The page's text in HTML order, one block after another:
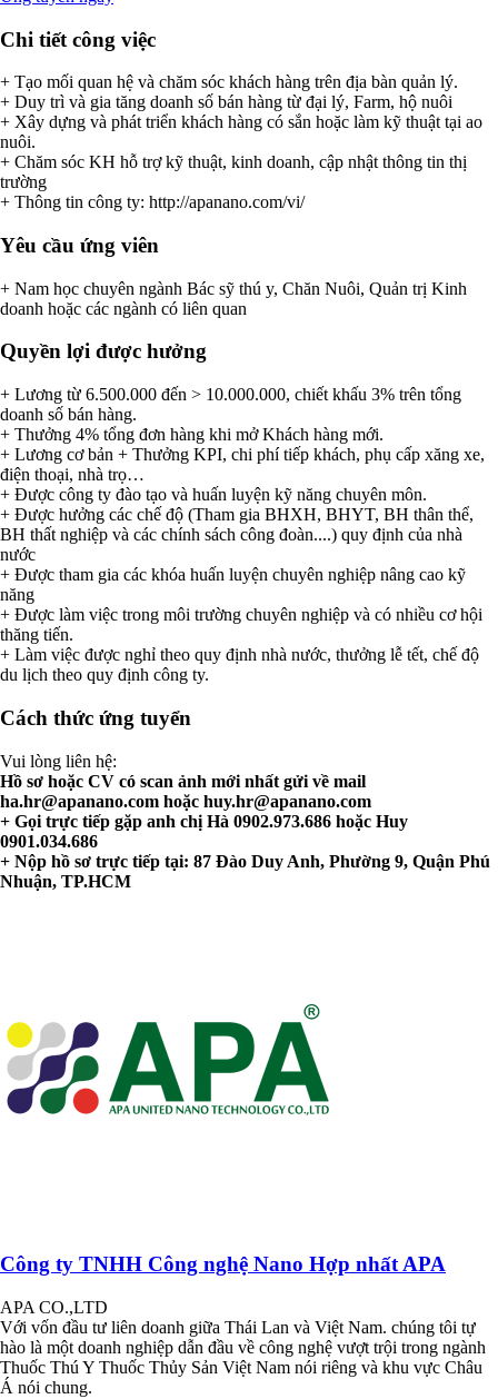
Chi tiết công việc
+ Tạo mối quan hệ và chăm sóc khách hàng trên địa bàn quản lý.
+ Duy trì và gia tăng doanh số bán hàng từ đại lý, Farm, hộ nuôi
+ Xây dựng và phát triển khách hàng có sắn hoặc làm kỹ thuật tại ao
nuôi.
+ Chăm sóc KH hỗ trợ kỹ thuật, kinh doanh, cập nhật thông tin thị
trường
+ Thông tin công ty: http://apanano.com/vi/
Yêu cầu ứng viên
+ Nam học chuyên ngành Bác sỹ thú y, Chăn Nuôi, Quản trị Kinh
doanh hoặc các ngành có liên quan
Quyền lợi được hưởng
+ Lương từ 6.500.000 đến > 10.000.000, chiết khấu 3% trên tổng
doanh số bán hàng.
+ Thưởng 4% tổng đơn hàng khi mở Khách hàng mới.
+ Lương cơ bản + Thưởng KPI, chi phí tiếp khách, phụ cấp xăng xe,
điện thoại, nhà trọ…
+ Được công ty đào tạo và huấn luyện kỹ năng chuyên môn.
+ Được hưởng các chế độ (Tham gia BHXH, BHYT, BH thân thể,
BH thất nghiệp và các chính sách công đoàn....) quy định của nhà
nước
+ Được tham gia các khóa huấn luyện chuyên nghiệp nâng cao kỹ
năng
+ Được làm việc trong môi trường chuyên nghiệp và có nhiều cơ hội
thăng tiến.
+ Làm việc được nghỉ theo quy định nhà nước, thưởng lễ tết, chế độ
du lịch theo quy định công ty.
Cách thức ứng tuyển
Vui lòng liên hệ:
Hồ sơ hoặc CV có scan ảnh mới nhất gửi về mail
ha.hr@apanano.com hoặc huy.hr@apanano.com
+ Gọi trực tiếp gặp anh chị Hà 0902.973.686 hoặc Huy
0901.034.686
+ Nộp hồ sơ trực tiếp tại: 87 Đào Duy Anh, Phường 9, Quận Phú
Nhuận, TP.HCM
Công ty TNHH Công nghệ Nano Hợp nhất APA
APA CO.,LTD
Với vốn đầu tư liên doanh giữa Thái Lan và Việt Nam. chúng tôi tự
hào là một doanh nghiệp dẫn đầu về công nghệ vượt trội trong ngành
Thuốc Thú Y Thuốc Thủy Sản Việt Nam nói riêng và khu vực Châu
Á nói chung.